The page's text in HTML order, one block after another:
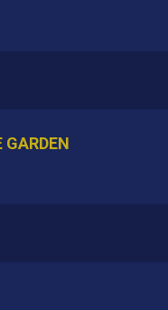
GARDEN